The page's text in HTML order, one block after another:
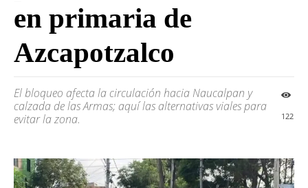
en primaria de
Azcapotzalco
El bloqueo afecta la circulación hacia Naucalpan y
calzada de las Armas; aquí las alternativas viales para
evitar la zona.
122